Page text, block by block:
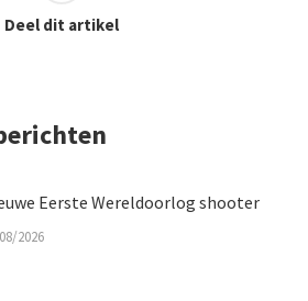
Deel dit artikel
Eerste Wereldoorlog shooter
2026